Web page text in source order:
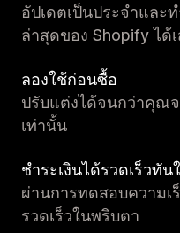
อัปเดตเป็นประจำและ
ล่าสุดของ Shopify ได้
ลองใช้ก่อนซื้อ
ปรับแต่งได้จนกว่าคุณจ
เท่านั้น
ชำระเงินได้รวดเร็วทัน
ผ่านการทดสอบความเ
รวดเร็วในพริบตา